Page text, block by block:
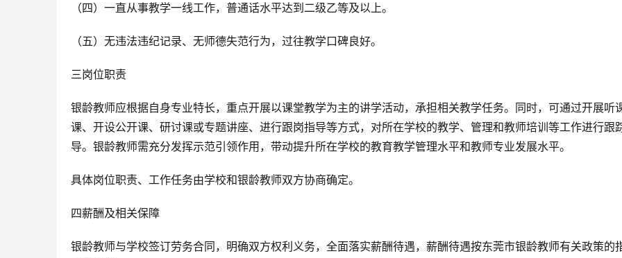
（四）一直从事教学一线工作，普通话水平达到二级乙等及以上。
（五）无违法违纪记录、无师德失范行为，过往教学口碑良好。
三岗位职责
银龄教师应根据自身专业特长，重点开展以课堂教学为主的讲学活动，承担相关教学任务。同时，可通过开展听
课、开设公开课、研讨课或专题讲座、进行跟岗指导等方式，对所在学校的教学、管理和教师培训等工作进行跟
导。银龄教师需充分发挥示范引领作用，带动提升所在学校的教育教学管理水平和教师专业发展水平。
具体岗位职责、工作任务由学校和银龄教师双方协商确定。
四薪酬及相关保障
银龄教师与学校签订劳务合同，明确双方权利义务，全面落实薪酬待遇，薪酬待遇按东莞市银龄教师有关政策的